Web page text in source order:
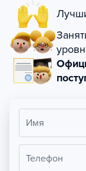
Имя
Телефон